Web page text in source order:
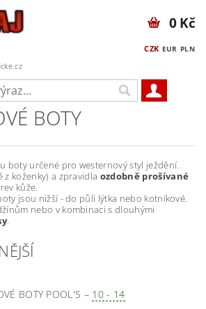
CZK EUR PLN
0 Kč
BOTY
boty určené pro westernový styl ježdění.
z koženky) a zpravidla ozdobně prošívané
kůže.
jsou nižší - do půli lýtka nebo kotníkové.
nebo v kombinaci s dlouhými
.
BOTY POOL'S – 10 - 14